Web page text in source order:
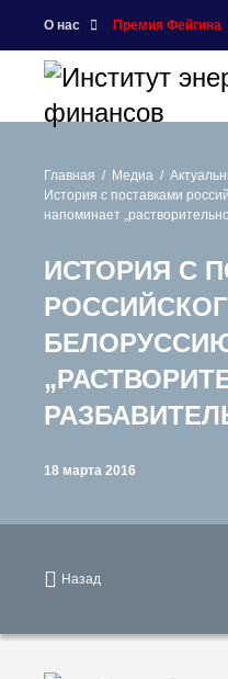
О нас Премия Фейгина
Главная Медиа
История с поставками
напоминает
ИСТОРИЯ С
18 марта 2016
Назад